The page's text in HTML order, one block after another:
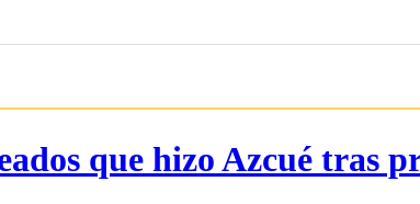
que hizo Azcué tras